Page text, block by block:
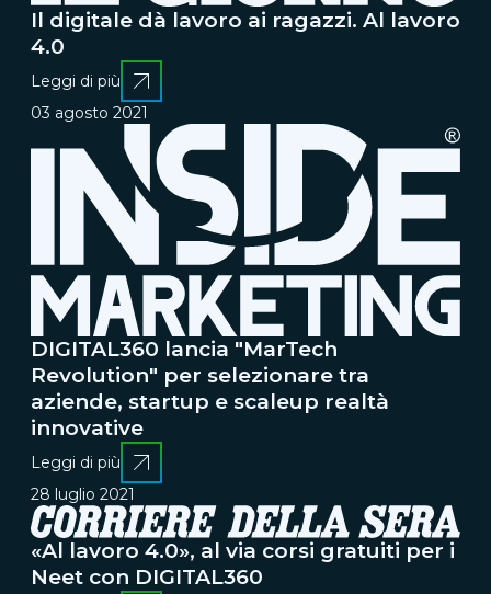
Il digitale dà lavoro ai ragazzi. Al lavoro
4.0
Leggi di più
03 agosto 2021
DIGITAL360 lancia "MarTech
Revolution" per selezionare tra
aziende, startup e scaleup realtà
innovative
Leggi di più
28 luglio 2021
«Al lavoro 4.0», al via corsi gratuiti per i
Neet con DIGITAL360